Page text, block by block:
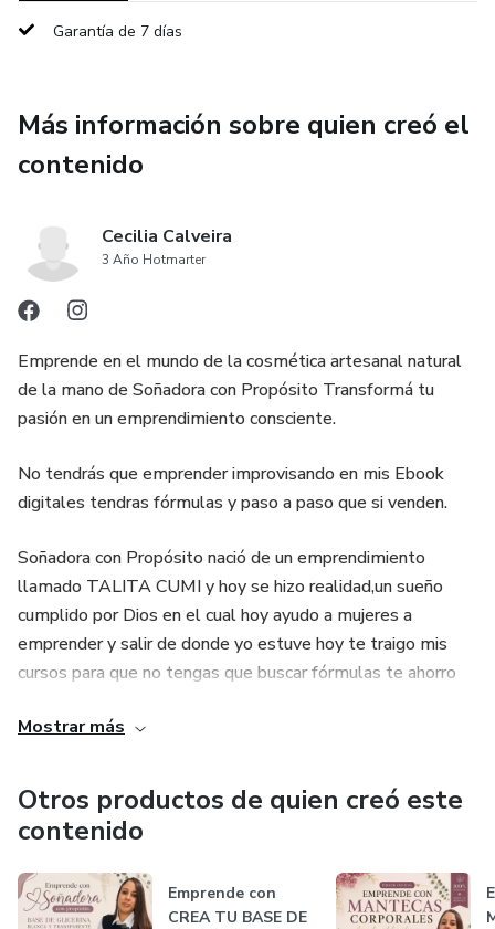
Garantía de 7 días
Más información sobre quien creó el
contenido
Cecilia Calveira
3 Año Hotmarter
Emprende en el mundo de la cosmética artesanal natural
de la mano de Soñadora con Propósito Transformá tu
pasión en un emprendimiento consciente.
No tendrás que emprender improvisando en mis Ebook
digitales tendras fórmulas y paso a paso que si venden.
Soñadora con Propósito nació de un emprendimiento
llamado TALITA CUMI y hoy se hizo realidad,un sueño
cumplido por Dios en el cual hoy ayudo a mujeres a
emprender y salir de donde yo estuve hoy te traigo mis
cursos para que no tengas que buscar fórmulas te ahorro
lo aque ami me resultó.
Mostrar más
Otros productos de quien creó este
contenido
Emprende con
CREA TU BASE DE